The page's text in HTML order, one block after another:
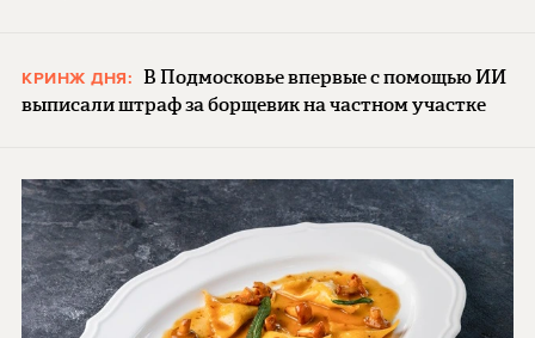
КРИНЖ ДНЯ: В Подмосковье впервые с помощью ИИ
выписали штраф за борщевик на частном участке